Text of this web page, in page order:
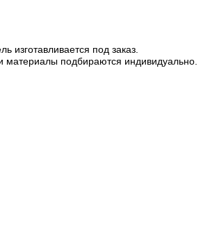
изготавливается под заказ.
подбираются индивидуально.